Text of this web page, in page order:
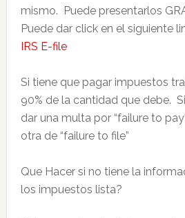
mismo. Puede presentarlos
Puede dar click en el siguiente
IRS E-file
Si tiene que pagar impuestos
90% de la cantidad que debe.
dar una multa por “failure to
otra de “failure to file”
Que Hacer si no tiene la
los impuestos lista?